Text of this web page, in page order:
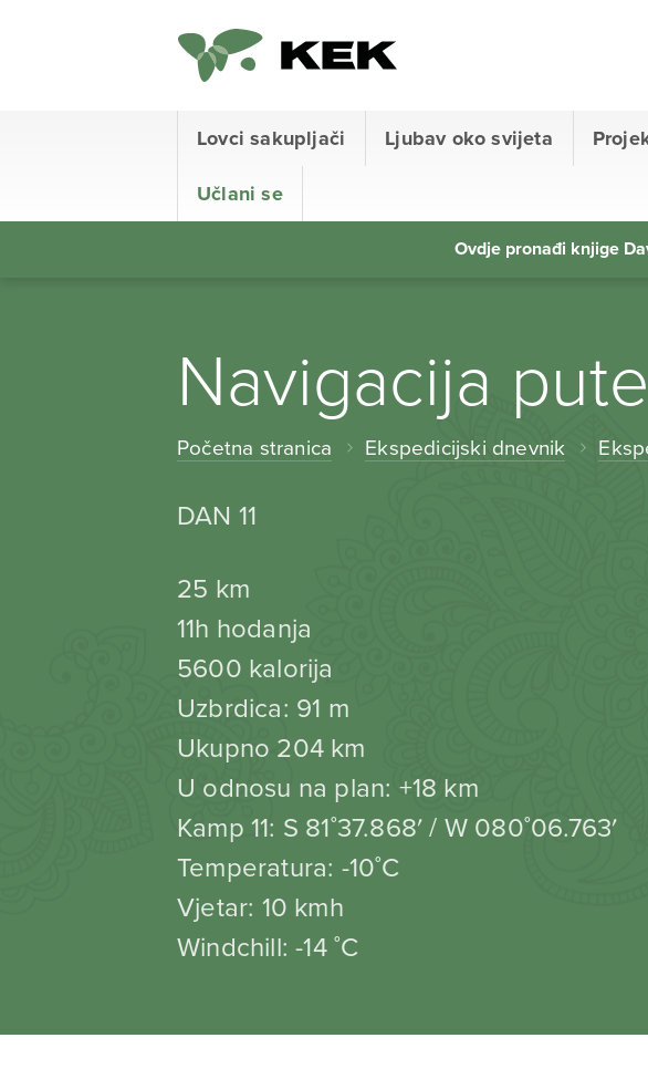
Lovci sakupljači Ljubav oko svijeta
Učlani se
Ovdje pronađi knjige
Navigacija
Početna stranica Ekspedicijski dnevnik
DAN 11
25 km
11h hodanja
5600 kalorija
Uzbrdica: 91 m
Ukupno 204 km
U odnosu na plan: +18 km
Kamp 11: S 81˚37.868′ / W 080˚06.763′
Temperatura: -10˚C
Vjetar: 10 kmh
Windchill: -14 ˚C